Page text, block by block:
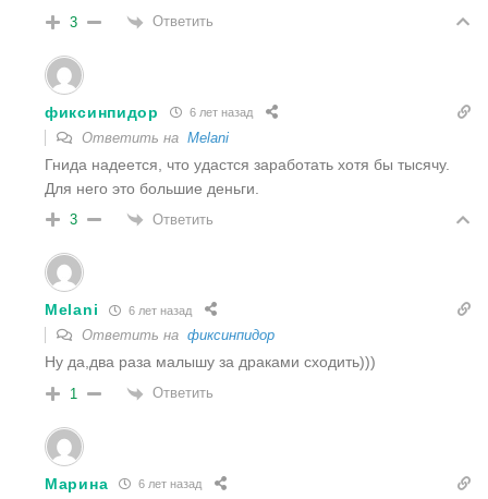
3 Ответить
фиксинпидор 6 лет назад
Ответить на Melani
Гнида надеется, что удастся заработать хотя бы тысячу.
Для него это большие деньги.
3 Ответить
Melani 6 лет назад
Ответить на фиксинпидор
Ну да,два раза малышу за драками сходить)))
1 Ответить
Марина 6 лет назад